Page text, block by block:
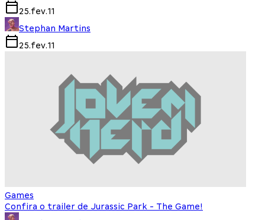
25.fev.11
Stephan Martins
25.fev.11
Games
Confira o trailer de Jurassic Park - The Game!